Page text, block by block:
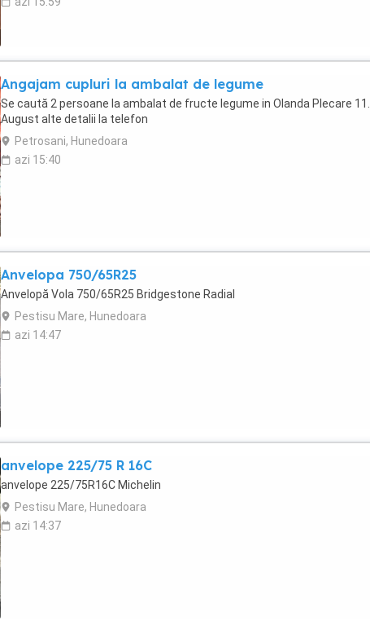
Angajam cupluri la ambalat de legume
Se caută 2 persoane la ambalat de fructe legume in Olanda Plecare 11.
August alte detalii la telefon
Petrosani, Hunedoara
azi 15:40
Anvelopa 750/65R25
Anvelopă Vola 750/65R25 Bridgestone Radial
Pestisu Mare, Hunedoara
azi 14:47
anvelope 225/75 R 16C
anvelope 225/75R16C Michelin
Pestisu Mare, Hunedoara
azi 14:37